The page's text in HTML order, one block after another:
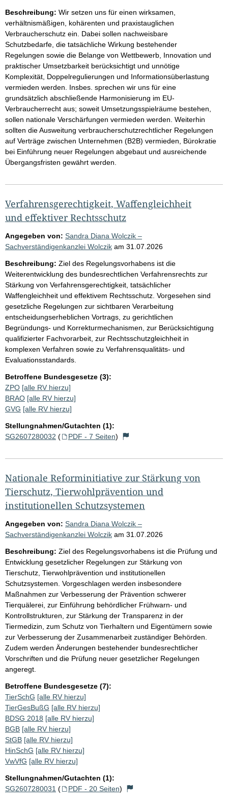
Beschreibung: Wir setzen uns für einen wirksamen,
verhältnismäßigen, kohärenten und praxistauglichen
Verbraucherschutz ein. Dabei sollen nachweisbare
Schutzbedarfe, die tatsächliche Wirkung bestehender
Regelungen sowie die Belange von Wettbewerb, Innovation und
praktischer Umsetzbarkeit berücksichtigt und unnötige
Komplexität, Doppelregulierungen und Informationsüberlastung
vermieden werden. Insbes. sprechen wir uns für eine
grundsätzlich abschließende Harmonisierung im EU-
Verbraucherrecht aus; soweit Umsetzungsspielräume bestehen,
sollen nationale Verschärfungen vermieden werden. Weiterhin
sollten die Ausweitung verbraucherschutzrechtlicher Regelungen
auf Verträge zwischen Unternehmen (B2B) vermieden, Bürokratie
bei Einführung neuer Regelungen abgebaut und ausreichende
Übergangsfristen gewährt werden.
Verfahrensgerechtigkeit, Waffengleichheit
und effektiver Rechtsschutz
Angegeben von: Sandra Diana Wolczik –
Sachverständigenkanzlei Wolczik am 31.07.2026
Beschreibung: Ziel des Regelungsvorhabens ist die
Weiterentwicklung des bundesrechtlichen Verfahrensrechts zur
Stärkung von Verfahrensgerechtigkeit, tatsächlicher
Waffengleichheit und effektivem Rechtsschutz. Vorgesehen sind
gesetzliche Regelungen zur sichtbaren Verarbeitung
entscheidungserheblichen Vortrags, zu gerichtlichen
Begründungs- und Korrekturmechanismen, zur Berücksichtigung
qualifizierter Fachvorarbeit, zur Rechtsschutzgleichheit in
komplexen Verfahren sowie zu Verfahrensqualitäts- und
Evaluationsstandards.
Betroffene Bundesgesetze (3):
ZPO [alle RV hierzu]
BRAO [alle RV hierzu]
GVG [alle RV hierzu]
Stellungnahmen/Gutachten (1):
SG2607280032 ( PDF - 7 Seiten)
Nationale Reforminitiative zur Stärkung von
Tierschutz, Tierwohlprävention und
institutionellen Schutzsystemen
Angegeben von: Sandra Diana Wolczik –
Sachverständigenkanzlei Wolczik am 31.07.2026
Beschreibung: Ziel des Regelungsvorhabens ist die Prüfung und
Entwicklung gesetzlicher Regelungen zur Stärkung von
Tierschutz, Tierwohlprävention und institutionellen
Schutzsystemen. Vorgeschlagen werden insbesondere
Maßnahmen zur Verbesserung der Prävention schwerer
Tierquälerei, zur Einführung behördlicher Frühwarn- und
Kontrollstrukturen, zur Stärkung der Transparenz in der
Tiermedizin, zum Schutz von Tierhaltern und Eigentümern sowie
zur Verbesserung der Zusammenarbeit zuständiger Behörden.
Zudem werden Änderungen bestehender bundesrechtlicher
Vorschriften und die Prüfung neuer gesetzlicher Regelungen
angeregt.
Betroffene Bundesgesetze (7):
TierSchG [alle RV hierzu]
TierGesBußG [alle RV hierzu]
BDSG 2018 [alle RV hierzu]
BGB [alle RV hierzu]
StGB [alle RV hierzu]
HinSchG [alle RV hierzu]
VwVfG [alle RV hierzu]
Stellungnahmen/Gutachten (1):
SG2607280031 ( PDF - 20 Seiten)